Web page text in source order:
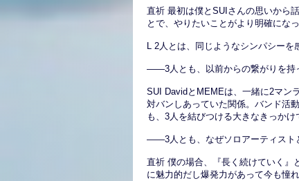
直祈 最初は僕とSUIさんの思いから
とで、やりたいことがより明確にな
L 2人とは、同じようなシンパシーを
――3人とも、以前からの繋がりを持
SUI DavidとMEMEは、一緒に2マン
対バンしあっていた関係。バンド活
も、3人を結びつける大きなきっかけ
――3人とも、なぜソロアーティスト
直祈 僕の場合、『長く続けていく』
に魅力的だし爆発力があって今も憧